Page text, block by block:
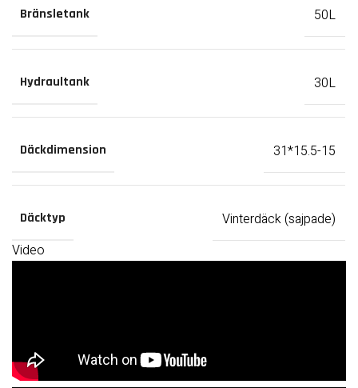
Bränsletank 50L
Hydraultank 30L
Däckdimension 31*15.5-15
Däcktyp
Vinterdäck (sajpade)
Video